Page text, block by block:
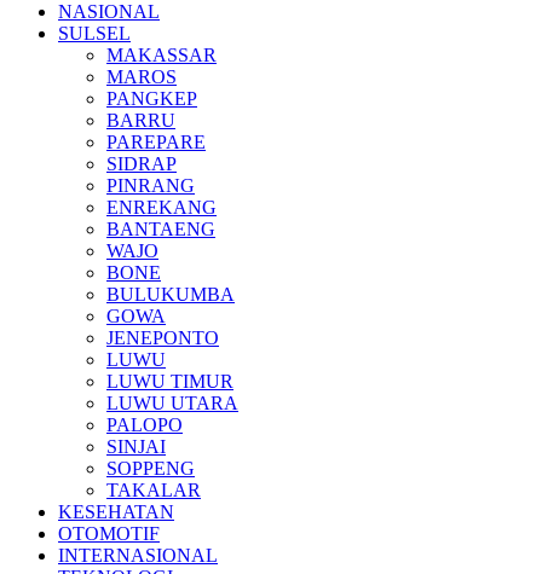
NASIONAL
SULSEL
MAKASSAR
MAROS
PANGKEP
BARRU
PAREPARE
SIDRAP
PINRANG
ENREKANG
BANTAENG
WAJO
BONE
BULUKUMBA
GOWA
JENEPONTO
LUWU
LUWU TIMUR
LUWU UTARA
PALOPO
SINJAI
SOPPENG
TAKALAR
KESEHATAN
OTOMOTIF
INTERNASIONAL